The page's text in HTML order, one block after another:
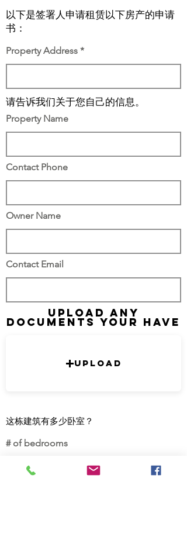
以下是签署人申请租赁以下房产的申请
书：
Property Address
请告诉我们关于您自己的信息。
Property Name
Contact Phone
Owner Name
Contact Email
Upload any
documents your have
Upload
这栋建筑有多少卧室？
# of bedrooms